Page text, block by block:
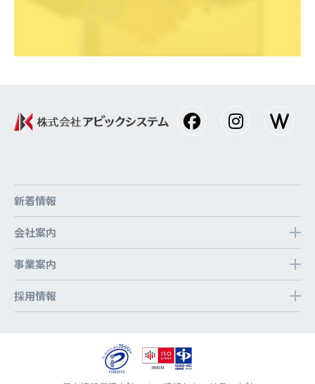
新着情報
会社案内
事業案内
採⽤情報